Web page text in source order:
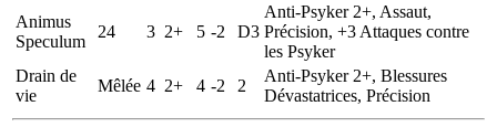
Animus
Speculum
24 3 2+ 5 -2 D3
Anti-Psyker 2+, Assaut,
Précision, +3 Attaques contre
les Psyker
Drain de
vie
Mêlée 4 2+ 4 -2 2
Anti-Psyker 2+, Blessures
Dévastatrices, Précision